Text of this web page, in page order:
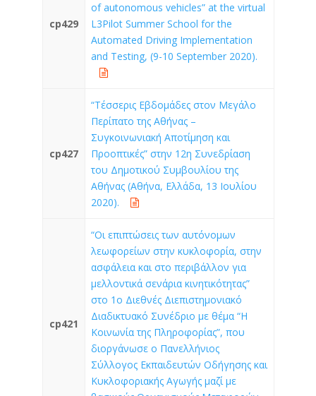
cp429
of autonomous vehicles” at the virtual
L3Pilot Summer School for the
Automated Driving Implementation
and Testing, (9-10 September 2020).
cp427
“Τέσσερις Εβδομάδες στον Μεγάλο
Περίπατο της Αθήνας –
Συγκοινωνιακή Αποτίμηση και
Προοπτικές” στην 12η Συνεδρίαση
του Δημοτικού Συμβουλίου της
Αθήνας (Αθήνα, Ελλάδα, 13 Ιουλίου
2020).
cp421
“Οι επιπτώσεις των αυτόνομων
λεωφορείων στην κυκλοφορία, στην
ασφάλεια και στο περιβάλλον για
μελλοντικά σενάρια κινητικότητας”
στο 1ο Διεθνές Διεπιστημονιακό
Διαδικτυακό Συνέδριο με θέμα “Η
Κοινωνία της Πληροφορίας”, που
διοργάνωσε ο Πανελλήνιος
Σύλλογος Εκπαιδευτών Οδήγησης και
Κυκλοφοριακής Αγωγής μαζί με